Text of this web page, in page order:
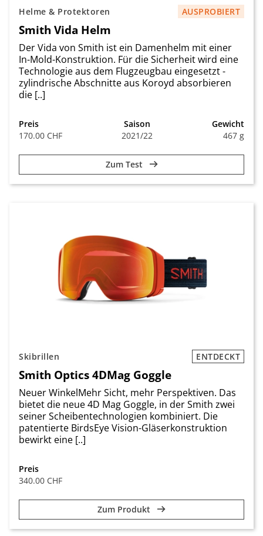
Helme & Protektoren AUSPROBIERT
Smith Vida Helm
Der Vida von Smith ist ein Damenhelm mit einer
In-Mold-Konstruktion. Für die Sicherheit wird eine
Technologie aus dem Flugzeugbau eingesetzt -
zylindrische Abschnitte aus Koroyd absorbieren
die [..]
Preis
170.00 CHF
Saison
2021/22
Gewicht
467 g
Zum Test
Skibrillen ENTDECKT
Smith Optics 4DMag Goggle
Neuer WinkelMehr Sicht, mehr Perspektiven. Das
bietet die neue 4D Mag Goggle, in der Smith zwei
seiner Scheibentechnologien kombiniert. Die
patentierte BirdsEye Vision-Gläserkonstruktion
bewirkt eine [..]
Preis
340.00 CHF
Zum Produkt